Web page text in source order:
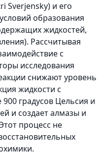
Sverjensky) и его
образования
жидкостей,
Рассчитывая
с
исследования
снижают уровень
жидкости с
градусов Цельсия и
и создает алмазы и
процесс не